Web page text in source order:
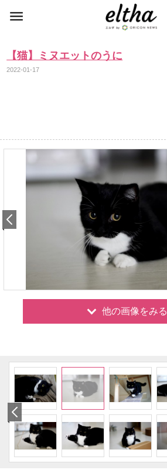
【猫】ミヌエットのうに
2022-01-17
他の画像をみる